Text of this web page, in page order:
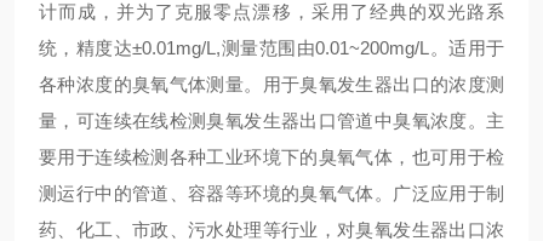
计而成，并为了克服零点漂移，采用了经典的双光路系
统，精度达±0.01mg/L,测量范围由0.01~200mg/L。适用于
各种浓度的臭氧气体测量。用于臭氧发生器出口的浓度测
量，可连续在线检测臭氧发生器出口管道中臭氧浓度。主
要用于连续检测各种工业环境下的臭氧气体，也可用于检
测运行中的管道、容器等环境的臭氧气体。广泛应用于制
药、化工、市政、污水处理等行业，对臭氧发生器出口浓